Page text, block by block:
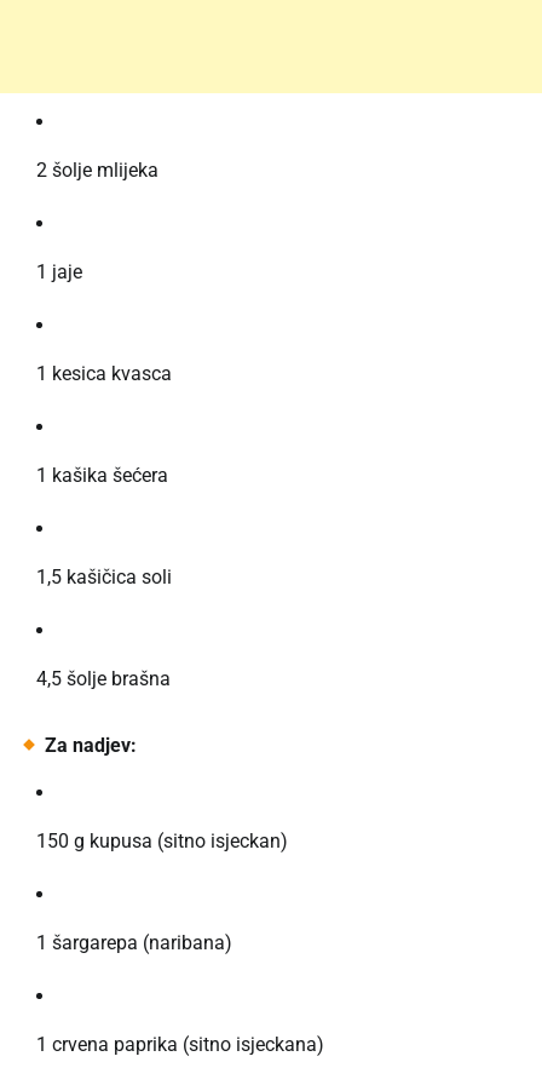
2 šolje mlijeka
1 jaje
1 kesica kvasca
1 kašika šećera
1,5 kašičica soli
4,5 šolje brašna
Za nadjev:
150 g kupusa (sitno isjeckan)
1 šargarepa (naribana)
1 crvena paprika (sitno isjeckana)